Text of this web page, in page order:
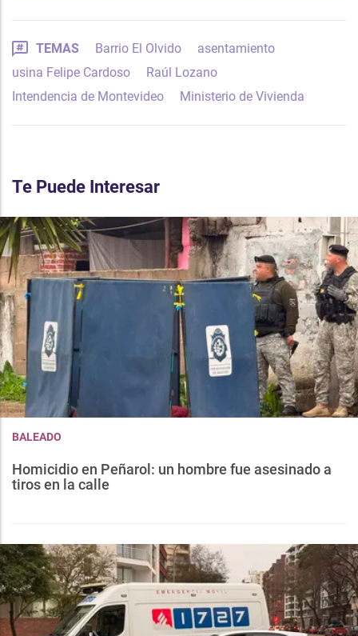
TEMAS Barrio El Olvido
asentamiento
usina Felipe Cardoso
Raúl Lozano
Intendencia de Montevideo
Ministerio de Vivienda
Te Puede Interesar
BALEADO
Homicidio en Peñarol: un hombre fue asesinado a
tiros en la calle